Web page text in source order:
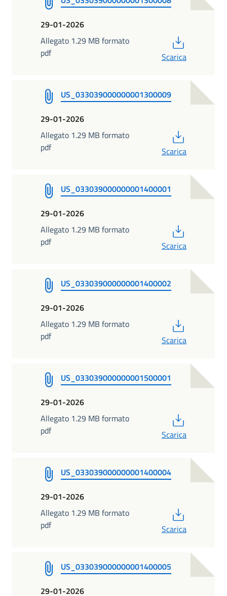
29-01-2026
Allegato 1.29 MB formato
pdf
Scarica
US_033039000000001300009
29-01-2026
Allegato 1.29 MB formato
pdf
Scarica
US_033039000000001400001
29-01-2026
Allegato 1.29 MB formato
pdf
Scarica
US_033039000000001400002
29-01-2026
Allegato 1.29 MB formato
pdf
Scarica
US_033039000000001500001
29-01-2026
Allegato 1.29 MB formato
pdf
Scarica
US_033039000000001400004
29-01-2026
Allegato 1.29 MB formato
pdf
Scarica
US_033039000000001400005
29-01-2026